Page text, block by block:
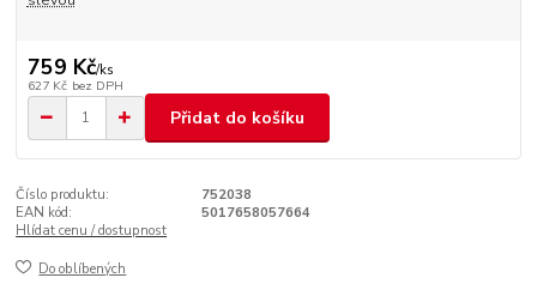
759 Kč/ks
627 Kč bez DPH
Přidat do košíku
Číslo produktu:
752038
EAN kód:
5017658057664
Hlídat cenu / dostupnost
Do oblíbených